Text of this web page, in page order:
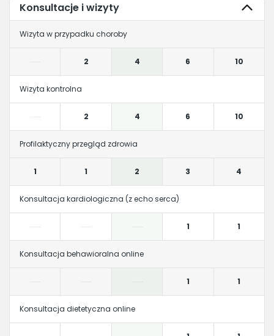
Konsultacje i wizyty
Wizyta w przypadku choroby
2 4 6 10
Wizyta kontrolna
2 4 6 10
Profilaktyczny przegląd zdrowia
1 1 2 3 4
Konsultacja kardiologiczna (z echo serca)
1 1
Konsultacja behawioralna online
1 1
Konsultacja dietetyczna online